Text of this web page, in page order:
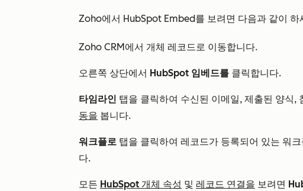
Zoho에서 HubSpot Embed를 보려면 다음과 같이 하
Zoho CRM에서 개체 레코드로 이동합니다.
오른쪽 상단에서 HubSpot 임베드를 클릭합니다.
타임라인 탭을 클릭하여 수신된 이메일, 제출된 양식,
동을 봅니다.
워크플로 탭을 클릭하여 레코드가 등록되어 있는 워
다.
모든 HubSpot 개체 속성 및 레코드 연결을 보려면